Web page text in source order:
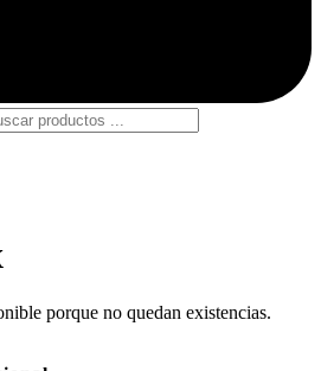
porque no quedan existencias.